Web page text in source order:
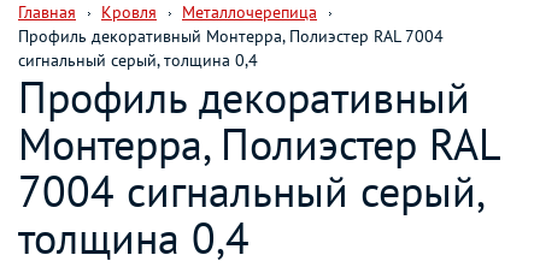
Главная Кровля
Металлочерепица
Профиль декоративный Монтерра, Полиэстер RAL 7004
сигнальный серый, толщина 0,4
Профиль декоративный
Монтерра, Полиэстер RAL
7004 сигнальный серый,
толщина 0,4